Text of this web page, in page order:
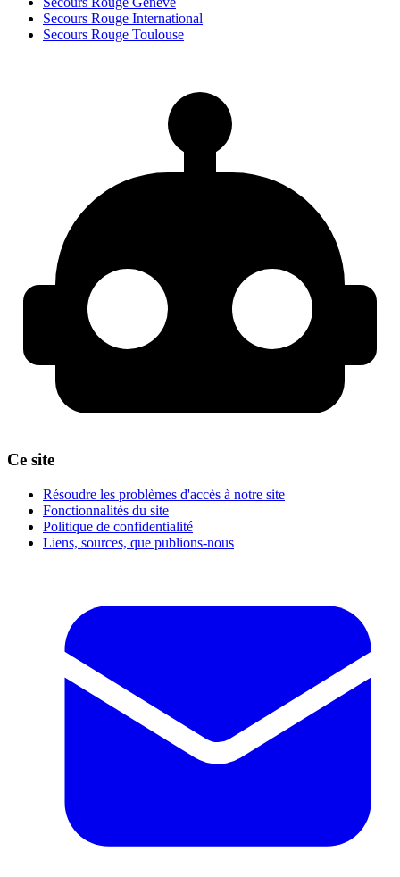
Secours Rouge International
Secours Rouge Toulouse
Ce site
Résoudre les problèmes d'accès à notre site
Fonctionnalités du site
Politique de confidentialité
Liens, sources, que publions-nous